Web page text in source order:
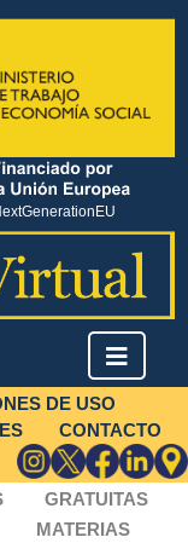
DE USO
CONTACTO
GRATUITAS
MATERIAS